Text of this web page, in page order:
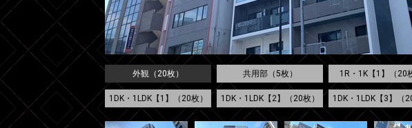
外観（20枚） 共用部（5枚） 1R・1K【1】（20
1DK・1LDK【1】（20枚） 1DK・1LDK【2】（20枚） 1DK・1LDK【3】（